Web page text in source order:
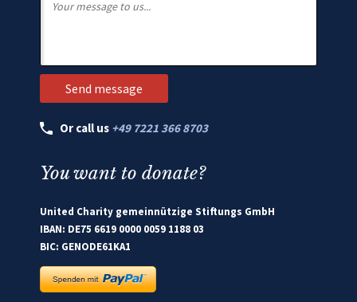
Or call us +49 7221 366 8703
You want to donate?
United Charity gemeinnützige Stiftungs GmbH
IBAN: DE75 6619 0000 0059 1188 03
BIC: GENODE61KA1